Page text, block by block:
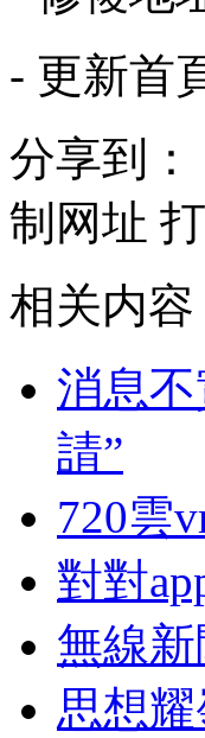
- 更新首
分享到：
制网址
相关内容
消息
請”
720雲
對對
無線
思想